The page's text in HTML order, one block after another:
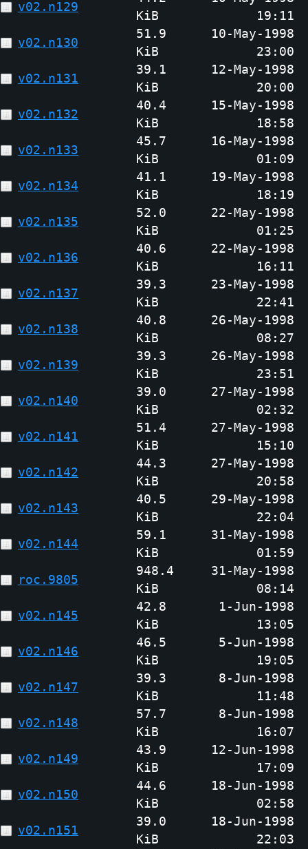
v02.n129
KiB
19:11
v02.n130
51.9
KiB
10-May-1998
23:00
v02.n131
39.1
KiB
12-May-1998
20:00
v02.n132
40.4
KiB
15-May-1998
18:58
v02.n133
45.7
KiB
16-May-1998
01:09
v02.n134
41.1
KiB
19-May-1998
18:19
v02.n135
52.0
KiB
22-May-1998
01:25
v02.n136
40.6
KiB
22-May-1998
16:11
v02.n137
39.3
KiB
23-May-1998
22:41
v02.n138
40.8
KiB
26-May-1998
08:27
v02.n139
39.3
KiB
26-May-1998
23:51
v02.n140
39.0
KiB
27-May-1998
02:32
v02.n141
51.4
KiB
27-May-1998
15:10
v02.n142
44.3
KiB
27-May-1998
20:58
v02.n143
40.5
KiB
29-May-1998
22:04
v02.n144
59.1
KiB
31-May-1998
01:59
roc.9805
948.4
KiB
31-May-1998
08:14
v02.n145
42.8
KiB
1-Jun-1998
13:05
v02.n146
46.5
KiB
5-Jun-1998
19:05
v02.n147
39.3
KiB
8-Jun-1998
11:48
v02.n148
57.7
KiB
8-Jun-1998
16:07
v02.n149
43.9
KiB
12-Jun-1998
17:09
v02.n150
44.6
KiB
18-Jun-1998
02:58
v02.n151
39.0
KiB
18-Jun-1998
22:03